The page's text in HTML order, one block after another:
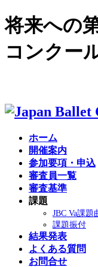
将来への
コンクー
ホーム
開催案内
参加要項・申込
審査員一覧
審査基準
課題
JBC Va課題
課題振付
結果発表
よくある質問
お問合せ